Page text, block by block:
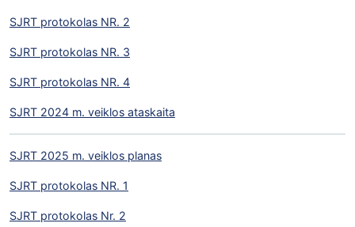
SJRT protokolas NR. 2
SJRT protokolas NR. 3
SJRT protokolas NR. 4
SJRT 2024 m. veiklos ataskaita
SJRT 2025 m. veiklos planas
SJRT protokolas NR. 1
SJRT protokolas Nr. 2